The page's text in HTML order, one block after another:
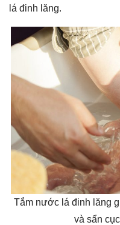
lá đinh lăng.
Tắm nước lá đinh lăng
và sẩn